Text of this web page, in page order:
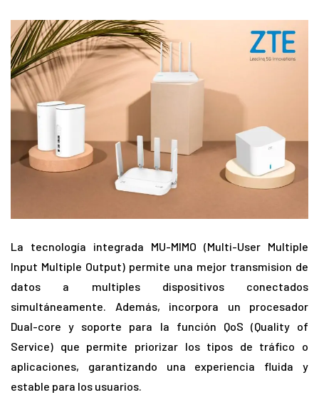
La tecnología integrada MU-MIMO (Multi-User Multiple
Input Multiple Output) permite una mejor transmision de
datos a multiples dispositivos conectados
simultáneamente. Además, incorpora un procesador
Dual-core y soporte para la función QoS (Quality of
Service) que permite priorizar los tipos de tráfico o
aplicaciones, garantizando una experiencia fluida y
estable para los usuarios.